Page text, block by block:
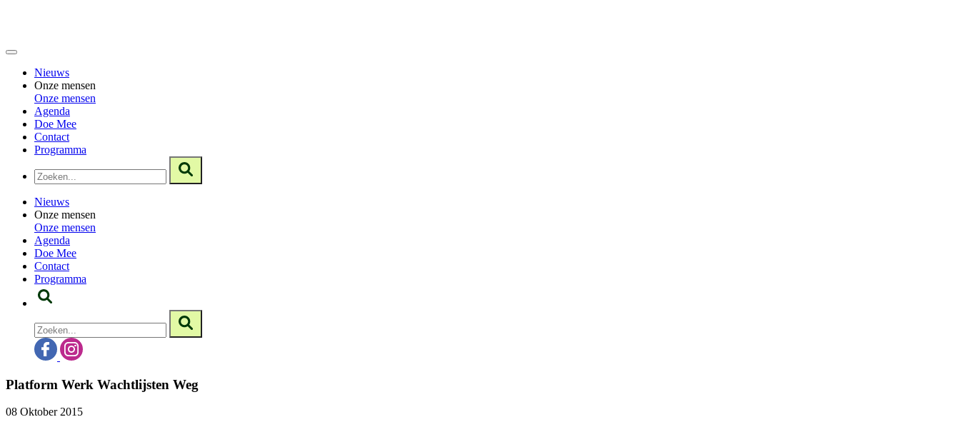
Nieuws
Onze mensen
Onze mensen
Agenda
Doe Mee
Contact
Programma
Nieuws
Onze mensen
Onze mensen
Agenda
Doe Mee
Contact
Programma
Platform Werk Wachtlijsten Weg
08 Oktober 2015